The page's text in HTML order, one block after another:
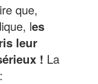
que,
les
leur
! La